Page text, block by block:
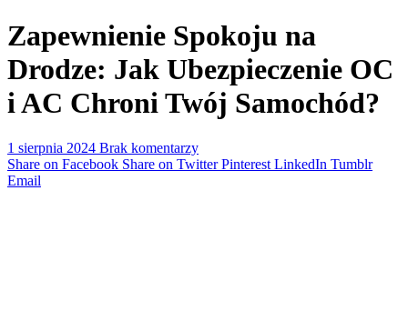
Zapewnienie Spokoju na
Drodze: Jak Ubezpieczenie OC
i AC Chroni Twój Samochód?
1 sierpnia 2024 Brak komentarzy
Share on Facebook Share on Twitter Pinterest LinkedIn Tumblr
Email